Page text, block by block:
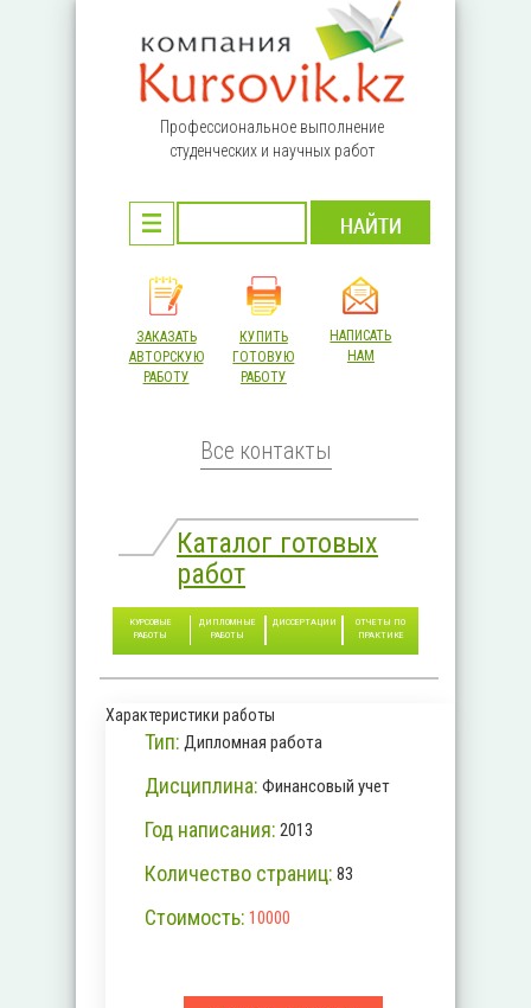
Профессиональное выполнение
студенческих и научных работ
ЗАКАЗАТЬ
АВТОРСКУЮ
РАБОТУ
КУПИТЬ
ГОТОВУЮ
РАБОТУ
НАПИСАТЬ
НАМ
Все контакты
Каталог готовых
работ
КУРСОВЫЕ
РАБОТЫ
ДИПЛОМНЫЕ
РАБОТЫ
ДИССЕРТАЦИИ
ОТЧЕТЫ ПО
ПРАКТИКЕ
Характеристики работы
Тип: Дипломная работа
Дисциплина: Финансовый учет
Год написания: 2013
Количество страниц: 83
Стоимость: 10000